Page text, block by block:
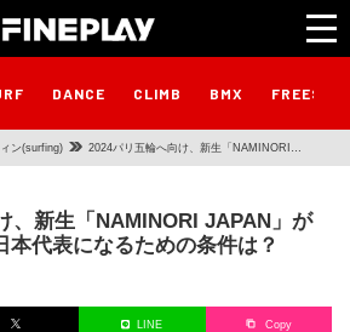
DANCE CLIMB BMX
ン(surfing) 2024パリ五輪へ向け、新生「NAMINORI
の条件は？
、新生「NAMINORI JAPAN」が
本代表になるための条件は？
LINE Copy